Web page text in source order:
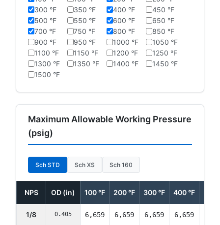
300 °F
350 °F 400 °F
450 °F
500 °F
550 °F 600 °F
650 °F
700 °F
750 °F 800 °F
850 °F
900 °F
950 °F 1000 °F
1050 °F
1100 °F
1150 °F 1200 °F
1250 °F
1300 °F
1350 °F 1400 °F
1450 °F
1500 °F
Maximum Allowable Working Pressure
(psig)
Sch STD Sch XS Sch 160
NPS OD (in) 100 °F 200 °F 300 °F 400 °F
1/8 0.405 6,659 6,659 6,659 6,659